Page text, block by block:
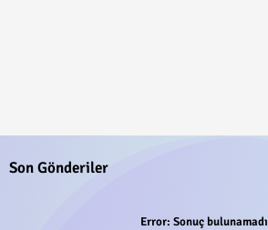
Son Gönderiler
Error: Sonuç bulunamadı